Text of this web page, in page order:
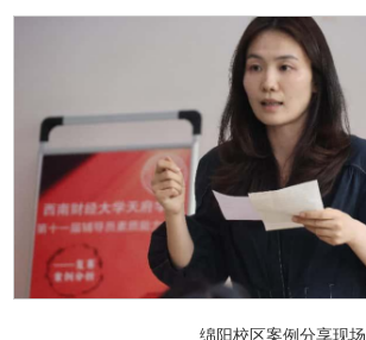
绵阳校区案例分享现场